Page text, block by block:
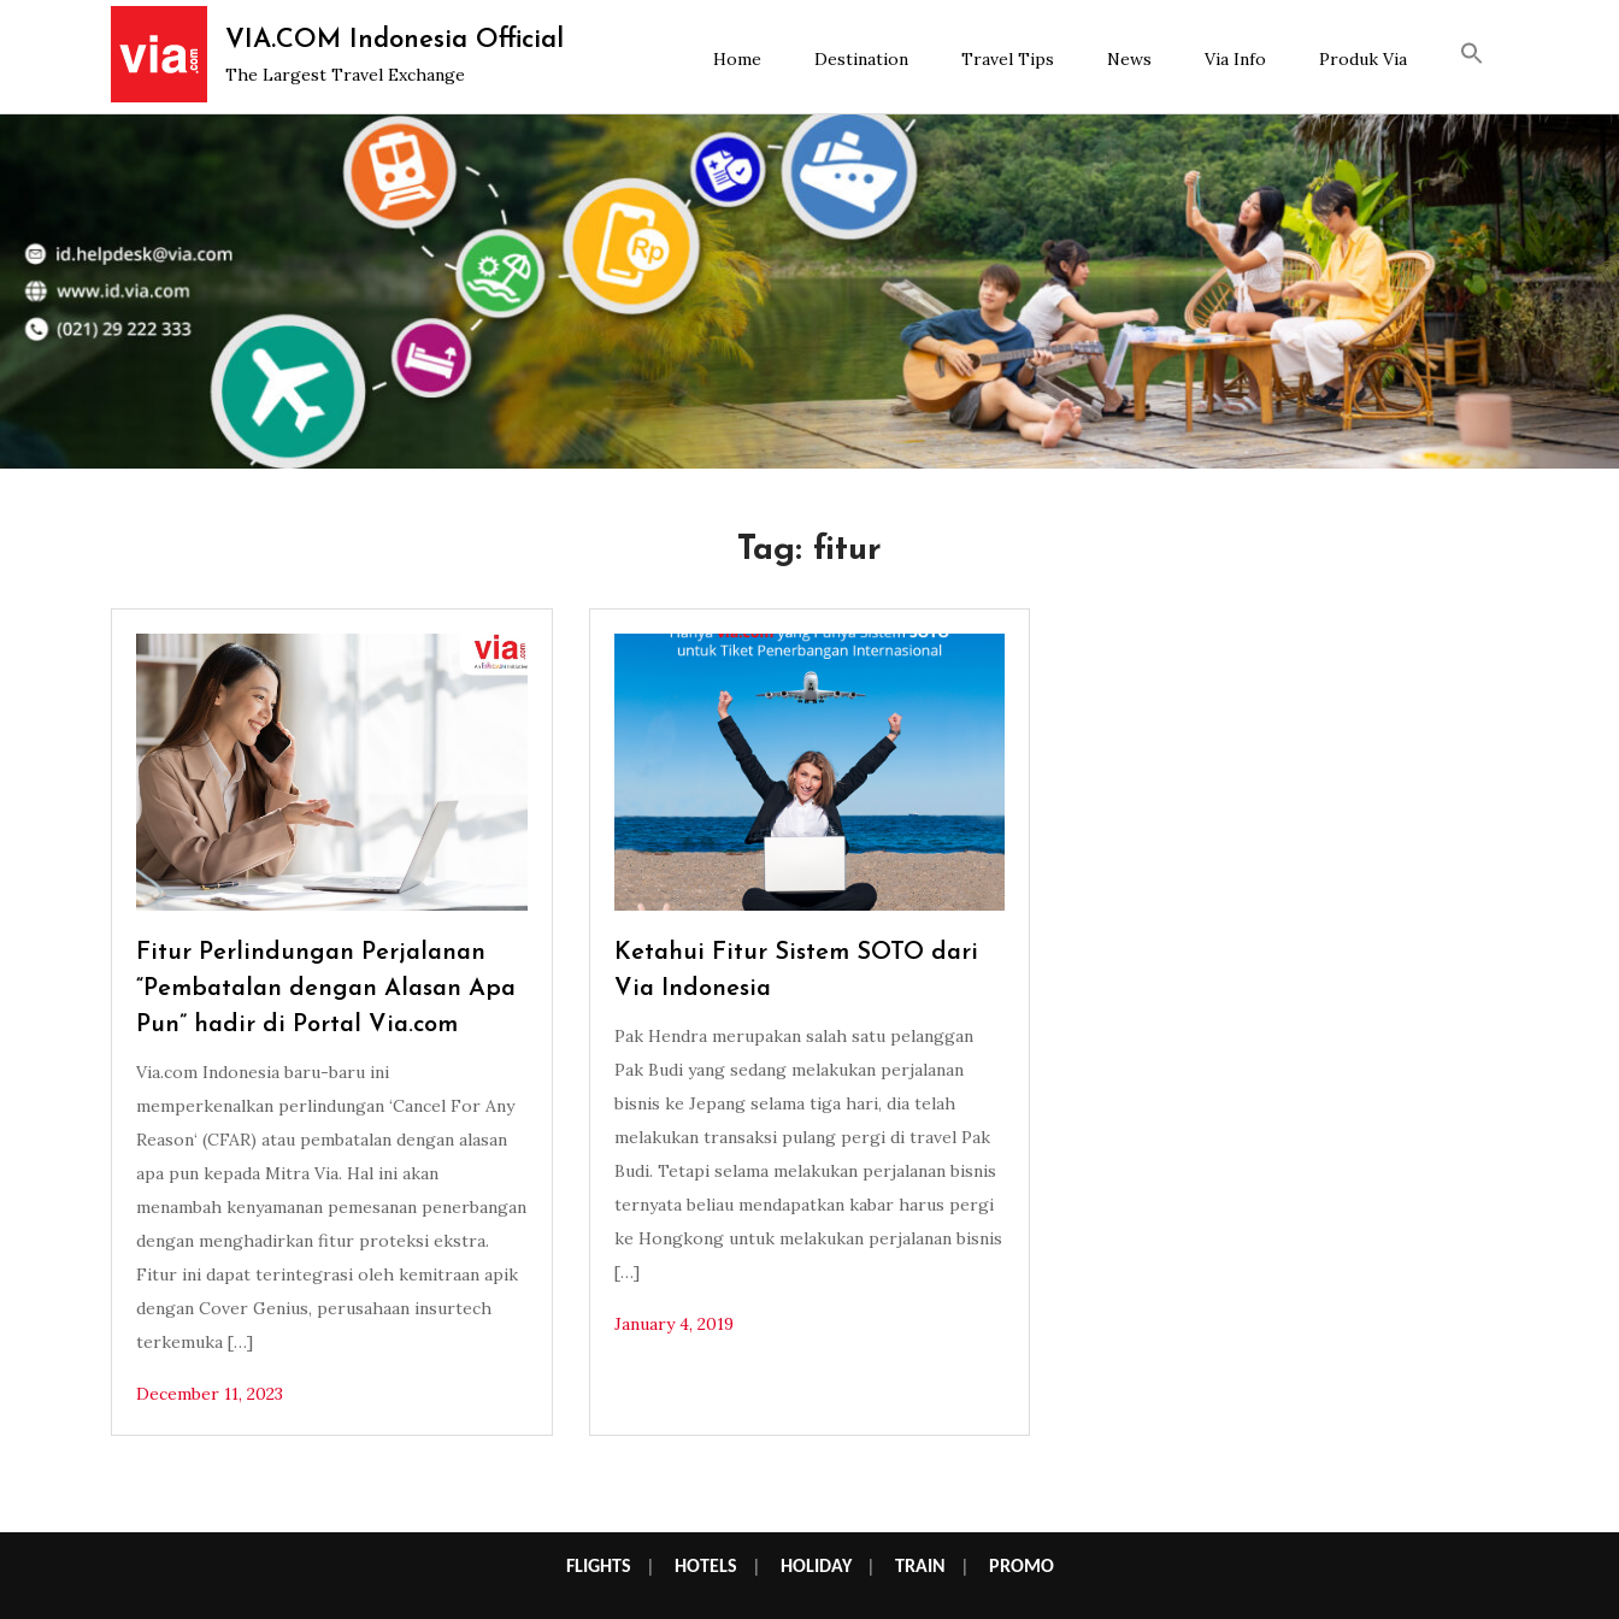
VIA.COM Indonesia Official
The Largest Travel Exchange
Home Destination Travel Tips News Via Info Produk Via
Tag: fitur
Fitur Perlindungan Perjalanan
“Pembatalan dengan Alasan Apa
Pun” hadir di Portal Via.com
Via.com Indonesia baru-baru ini
memperkenalkan perlindungan ‘Cancel For Any
Reason‘ (CFAR) atau pembatalan dengan alasan
apa pun kepada Mitra Via. Hal ini akan
menambah kenyamanan pemesanan penerbangan
dengan menghadirkan fitur proteksi ekstra.
Fitur ini dapat terintegrasi oleh kemitraan apik
dengan Cover Genius, perusahaan insurtech
terkemuka […]
December 11, 2023
Ketahui Fitur Sistem SOTO dari
Via Indonesia
Pak Hendra merupakan salah satu pelanggan
Pak Budi yang sedang melakukan perjalanan
bisnis ke Jepang selama tiga hari, dia telah
melakukan transaksi pulang pergi di travel Pak
Budi. Tetapi selama melakukan perjalanan bisnis
ternyata beliau mendapatkan kabar harus pergi
ke Hongkong untuk melakukan perjalanan bisnis
[…]
January 4, 2019
FLIGHTS HOTELS HOLIDAY| TRAIN PROMO